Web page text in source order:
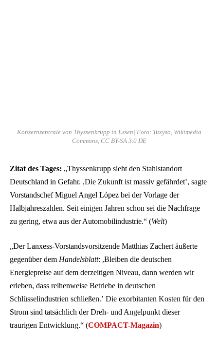
Konzernzentrale von Thyssenkrupp in Essen| Foto: Tuxyso, Wikimedia
Commons, CC BY-SA 3.0 DE
Zitat des Tages: „Thyssenkrupp sieht den Stahlstandort
Deutschland in Gefahr. ,Die Zukunft ist massiv gefährdetʽ, sagte
Vorstandschef Miguel Angel López bei der Vorlage der
Halbjahreszahlen. Seit einigen Jahren schon sei die Nachfrage
zu gering, etwa aus der Automobilindustrie.“ (Welt)
„Der Lanxess-Vorstandsvorsitzende Matthias Zachert äußerte
gegenüber dem Handelsblatt: ,Bleiben die deutschen
Energiepreise auf dem derzeitigen Niveau, dann werden wir
erleben, dass reihenweise Betriebe in deutschen
Schlüsselindustrien schließen.ʽ Die exorbitanten Kosten für den
Strom sind tatsächlich der Dreh- und Angelpunkt dieser
traurigen Entwicklung.“ (COMPACT-Magazin)